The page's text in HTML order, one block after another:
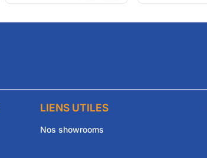
LIENS UTILES
Nos showrooms